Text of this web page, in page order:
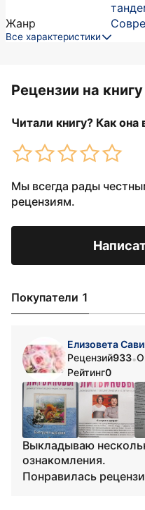
Жанр
Все характеристики
Рецензии на книгу
Читали книгу? Как она
Мы всегда рады
рецензиям.
Покупатели 1
Елизовета
Рецензий933•
Рейтинг0
Выкладываю
ознакомления.
Понравилась